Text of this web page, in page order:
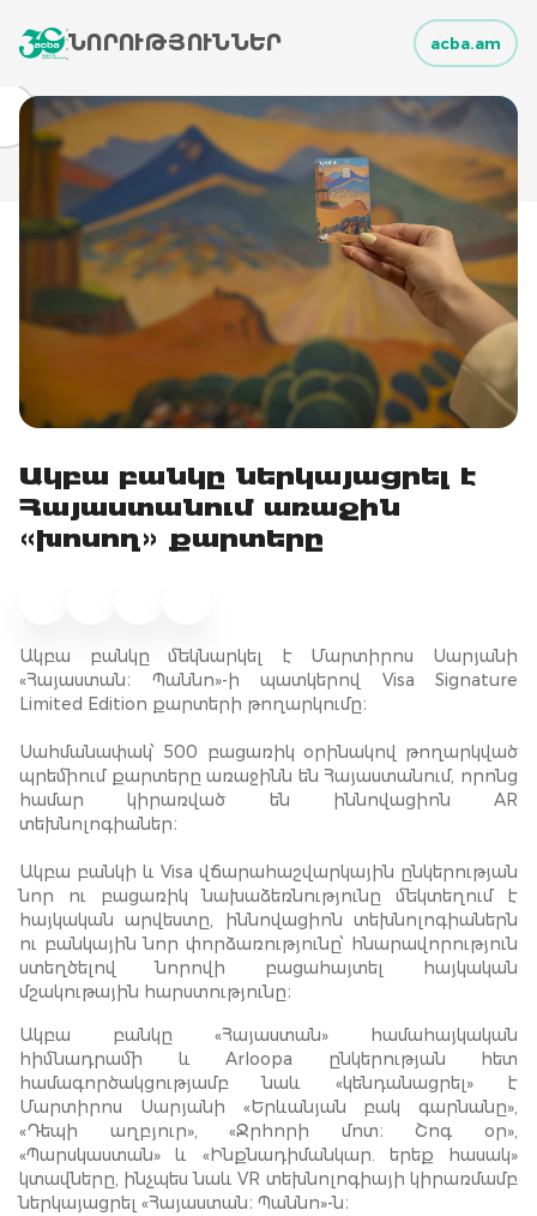
ՆՈՐՈՒԹՅՈՒՆՆԵՐ acba.am
Ակբա բանկը ներկայացրել է
Հայաստանում առաջին
«խոսող» քարտերը
Ակբա բանկը մեկնարկել է Մարտիրոս Սարյանի
«Հայաստան։ Պաննո»-ի պատկերով Visa Signature
Limited Edition քարտերի թողարկումը։
Սահմանափակ՝ 500 բացառիկ օրինակով թողարկված
պրեմիում քարտերը առաջինն են Հայաստանում, որոնց
համար կիրառված են իննովացիոն AR
տեխնոլոգիաներ։
Ակբա բանկի և Visa վճարահաշվարկային ընկերության
նոր ու բացառիկ նախաձեռնությունը մեկտեղում է
հայկական արվեստը, իննովացիոն տեխնոլոգիաներն
ու բանկային նոր փորձառությունը՝ հնարավորություն
ստեղծելով նորովի բացահայտել հայկական
մշակութային հարստությունը։
Ակբա բանկը «Հայաստան» համահայկական
հիմնադրամի և Arloopa ընկերության հետ
համագործակցությամբ նաև «կենդանացրել» է
Մարտիրոս Սարյանի «Երևանյան բակ գարնանը»,
«Դեպի աղբյուր», «Ջրհորի մոտ։ Շոգ օր»,
«Պարսկաստան» և «Ինքնադիմանկար. երեք հասակ»
կտավները, ինչպես նաև VR տեխնոլոգիայի կիրառմամբ
ներկայացրել «Հայաստան։ Պաննո»-ն։